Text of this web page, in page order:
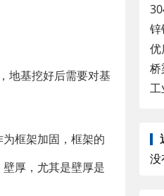
地基挖好后需要对基
框架加固，框架的
厚，尤其是壁厚是
锌
优
桥
工
没